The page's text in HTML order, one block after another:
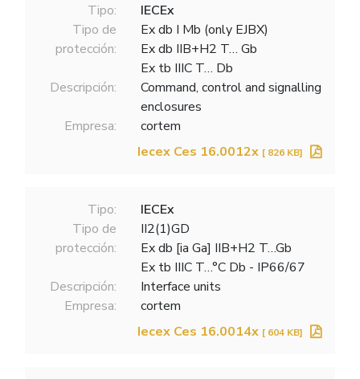
Tipo:
IECEx
Tipo de
protección:
Ex db I Mb (only EJBX)
Ex db IIB+H2 T… Gb
Ex tb IIIC T… Db
Descripción:
Command, control and signalling
enclosures
Empresa:
cortem
Iecex Ces 16.0012x [ 826 KB]
Tipo:
IECEx
Tipo de
protección:
II2(1)GD
Ex db [ia Ga] IIB+H2 T…Gb
Ex tb IIIC T…°C Db - IP66/67
Descripción:
Interface units
Empresa:
cortem
Iecex Ces 16.0014x [ 604 KB]